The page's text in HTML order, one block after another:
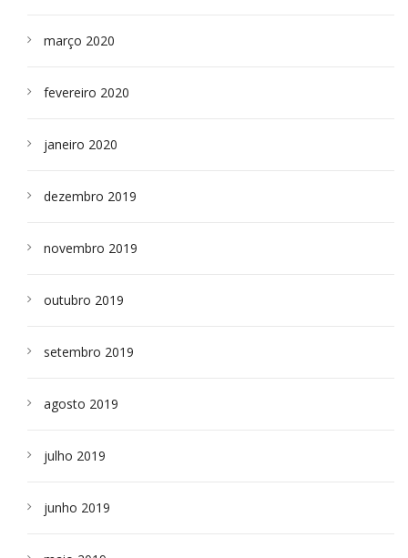
março 2020
fevereiro 2020
janeiro 2020
dezembro 2019
novembro 2019
outubro 2019
setembro 2019
agosto 2019
julho 2019
junho 2019